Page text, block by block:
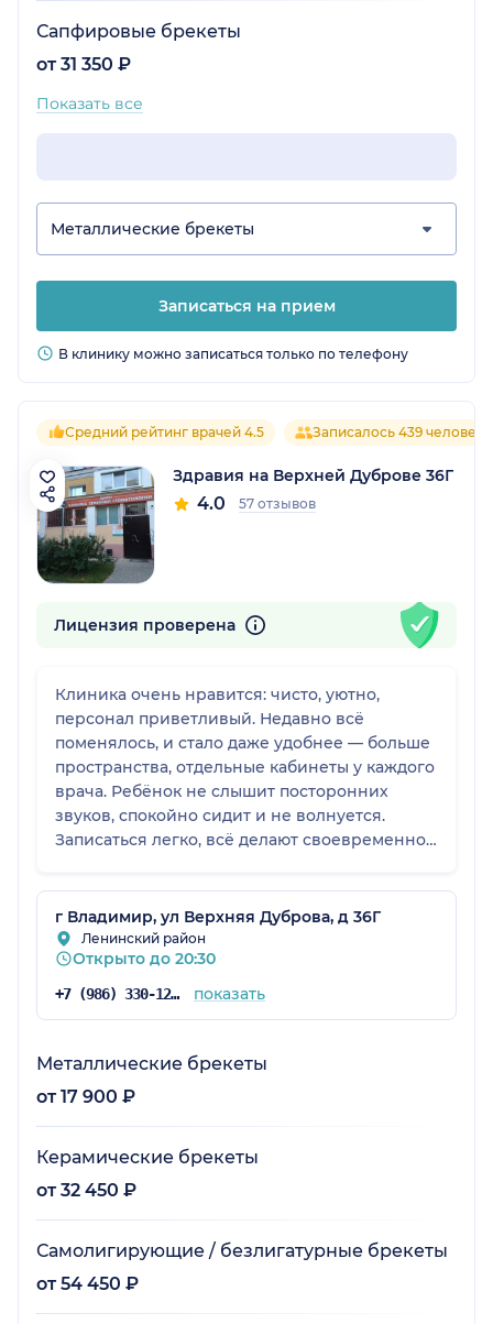
Сапфировые брекеты
от 31 350 ₽
Показать все
Металлические брекеты
Записаться на прием
В клинику можно записаться только по телефону
Средний рейтинг врачей 4.5 Записалось 439 человек
Здравия на Верхней Дуброве 36Г
4.0 57 отзывов
Лицензия проверена
Клиника очень нравится: чисто, уютно,
персонал приветливый. Недавно всё
поменялось, и стало даже удобнее — больше
пространства, отдельные кабинеты у каждого
врача. Ребёнок не слышит посторонних
звуков, спокойно сидит и не волнуется.
Записаться легко, всё делают своевременно,
суеты.
г Владимир, ул Верхняя Дуброва, д 36Г
Ленинский район
Открыто до 20:30
+7 (986) 330-12-94 показать
Металлические брекеты
от 17 900 ₽
Керамические брекеты
от 32 450 ₽
Самолигирующие / безлигатурные брекеты
от 54 450 ₽